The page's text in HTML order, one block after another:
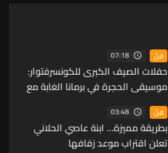
فنّ 07:18
حفلات الصيف الكبرى للكونسرفتوار:
موسيقى الحجرة في برمانا الغابة مع
ثلاثي عبقرية الموسيقى الروسية
فنّ 03:48
بطريقة مميزة… ابنة عاصي الحلاني
تعلن اقتراب موعد زفافها